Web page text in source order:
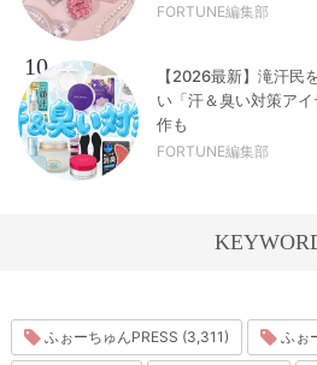
FORTUNE編集部
10
【2026最新】滝汗民
い「汗＆臭い対策ア
作も
FORTUNE編集部
ふぉーちゅんPRESS (3,311) ふぉ